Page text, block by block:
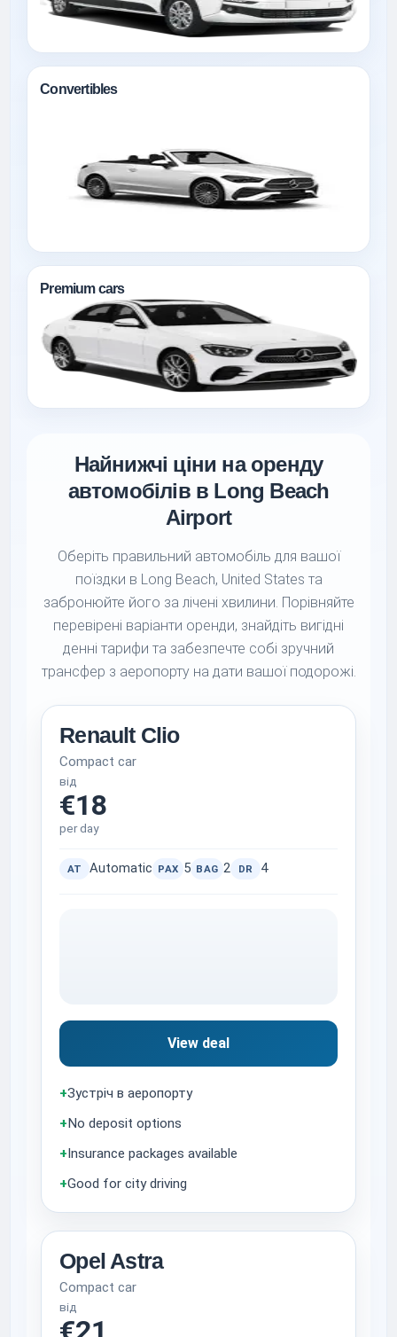
Convertibles
Premium cars
Найнижчі ціни на оренду
автомобілів в Long Beach
Airport
Оберіть правильний автомобіль для вашої
поїздки в Long Beach, United States та
забронюйте його за лічені хвилини. Порівняйте
перевірені варіанти оренди, знайдіть вигідні
денні тарифи та забезпечте собі зручний
трансфер з аеропорту на дати вашої подорожі.
Renault Clio
Compact car
від
€18
per day
AT Automatic PAX 5 BAG 2 DR 4
View deal
+Зустріч в аеропорту
+No deposit options
+Insurance packages available
+Good for city driving
Opel Astra
Compact car
від